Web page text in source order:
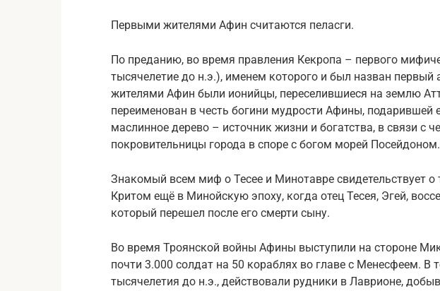
Первыми жителями Афин считаются пеласги.
По преданию, во время правления Кекропа – первого
тысячелетие до н.э.), именем которого и был назван первый
жителями Афин были ионийцы, переселившиеся на землю
переименован в честь богини мудрости Афины, подарившей
маслинное дерево – источник жизни и богатства, в связи с
покровительницы города в споре с богом морей Посейдоном.
Знакомый всем миф о Тесее и Минотавре свидетельствует о
Критом ещё в Минойскую эпоху, когда отец Тесея, Эгей,
который перешел после его смерти сыну.
Во время Троянской войны Афины выступили на стороне
почти 3.000 солдат на 50 кораблях во главе с Менесфеем. В
тысячелетия до н.э., действовали рудники в Лаврионе,